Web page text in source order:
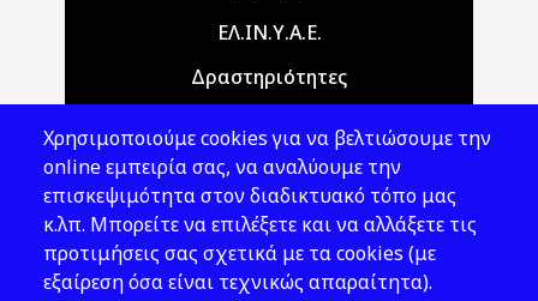
Main navigationΕΛ.ΙΝ.Υ.Α.Ε.
Δραστηριότητες
Νομοθεσία
Εκδόσεις
Νέα - Εκδηλώσεις
Χρησιμοποιούμε cookies για να βελτιώσουμε την
online εμπειρία σας, να αναλύουμε την
επισκεψιμότητα στον διαδικτυακό τόπο μας
κ.λπ. Μπορείτε να επιλέξετε και να αλλάξετε τις
προτιμήσεις σας σχετικά με τα cookies (με
εξαίρεση όσα είναι τεχνικώς απαραίτητα).